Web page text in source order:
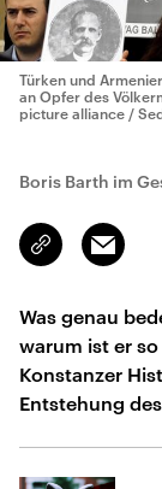
Türken und
an Opfer des
picture alliance /
Boris Barth im
Link
kopieren/teilen
Email
Was genau
warum ist er
Konstanzer
Entstehung